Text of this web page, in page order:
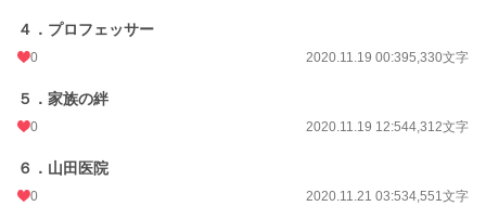
４．プロフェッサー
0 2020.11.19 00:395,330文字
５．家族の絆
0 2020.11.19 12:544,312文字
６．山田医院
0 2020.11.21 03:534,551文字